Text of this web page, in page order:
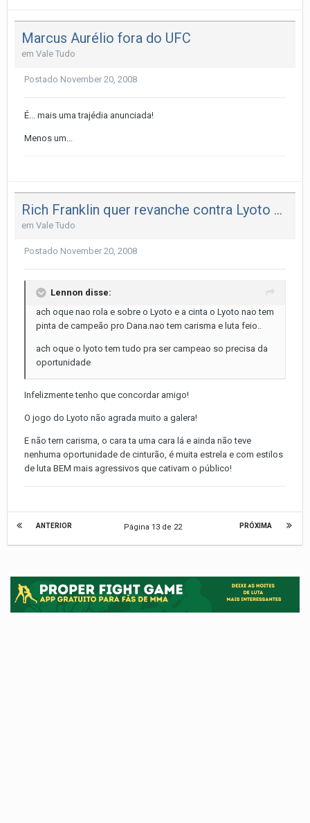
Marcus Aurélio fora do UFC
em Vale Tudo
Postado November 20, 2008
É... mais uma trajédia anunciada!
Menos um...
Rich Franklin quer revanche contra Lyoto Machida
em Vale Tudo
Postado November 20, 2008
Lennon disse:
ach oque nao rola e sobre o Lyoto e a cinta o Lyoto nao tem
pinta de campeão pro Dana.nao tem carisma e luta feio..
ach oque o lyoto tem tudo pra ser campeao so precisa da
oportunidade
Infelizmente tenho que concordar amigo!
O jogo do Lyoto não agrada muito a galera!
E não tem carisma, o cara ta uma cara lá e ainda não teve
nenhuma oportunidade de cinturão, é muita estrela e com estilos
de luta BEM mais agressivos que cativam o público!
ANTERIOR PRÓXIMA
Página 13 de 22